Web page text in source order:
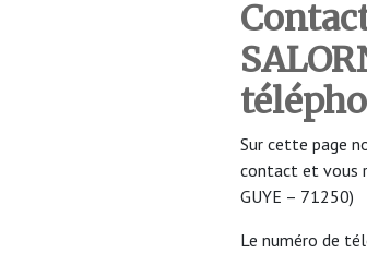
Sur cette page
contact et vous
GUYE – 71250)
Le numéro de